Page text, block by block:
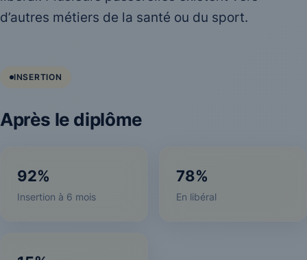
d’autres métiers de la santé ou du sport.
INSERTION
Après le diplôme
92%
Insertion à 6 mois
78%
En libéral